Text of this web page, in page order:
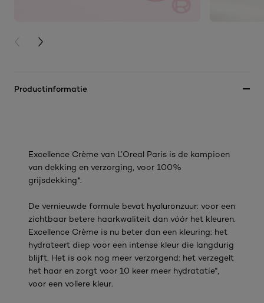
PREVIOUS CARD
NEXT CARD
Productinformatie
Excellence Crème van L’Oreal Paris is de kampioen
van dekking en verzorging, voor 100%
grijsdekking*.
De vernieuwde formule bevat hyaluronzuur: voor een
zichtbaar betere haarkwaliteit dan vóór het kleuren.
Excellence Crème is nu beter dan een kleuring: het
hydrateert diep voor een intense kleur die langdurig
blijft. Het is ook nog meer verzorgend: het verzegelt
het haar en zorgt voor 10 keer meer hydratatie*,
voor een vollere kleur.